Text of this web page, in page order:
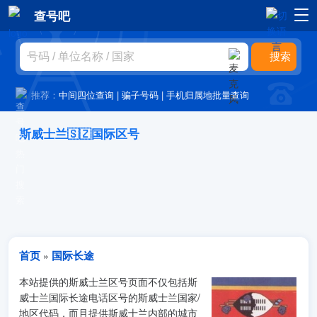
查号吧
推荐：中间四位查询 |骗子号码 |手机归属地批量查询
斯威士兰🇸🇿国际区号
首页 » 国际长途
本站提供的斯威士兰区号页面不仅包括斯
威士兰国际长途电话区号的斯威士兰国家/
地区代码，而且提供斯威士兰内部的城市